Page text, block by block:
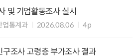
및 기업활동조사 실시
업통계과 2026.08.06 4p
조사 고령층 부가조사 결과